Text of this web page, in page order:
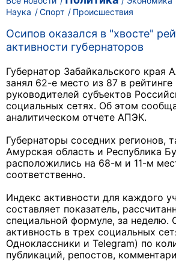
Наука
Спорт Происшествия
Осипов оказался в "хвосте"
активности губернаторов
Губернатор Забайкальского края
занял 62-е место из 87 в рейтинге
руководителей субъектов
социальных сетях. Об этом
аналитическом отчете АПЭК.
Губернаторы соседних регионов,
Амурская область и Республика
расположились на 68-м и 11-м
соответственно.
Индекс активности для каждого
составляет показатель,
специальной формуле, за неделю.
активность в трех социальных
Одноклассники и Telegram) по
публикаций, репостов,